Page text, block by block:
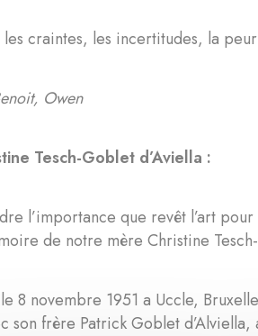
les craintes, les incertitudes, la
Owen
Tesch-Goblet d’Aviella :
l’importance que revêt l’art
de notre mère Christine
8 novembre 1951 a Uccle,
son frère Patrick Goblet d’Alviella,